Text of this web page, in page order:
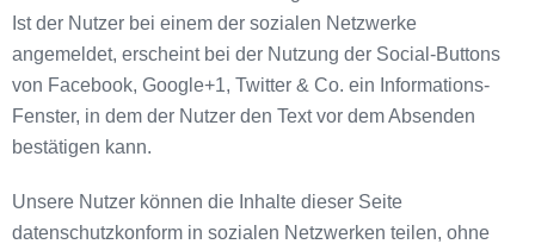
Ist der Nutzer bei einem der sozialen Netzwerke
angemeldet, erscheint bei der Nutzung der Social-Buttons
von Facebook, Google+1, Twitter & Co. ein Informations-
Fenster, in dem der Nutzer den Text vor dem Absenden
bestätigen kann.
Unsere Nutzer können die Inhalte dieser Seite
datenschutzkonform in sozialen Netzwerken teilen, ohne